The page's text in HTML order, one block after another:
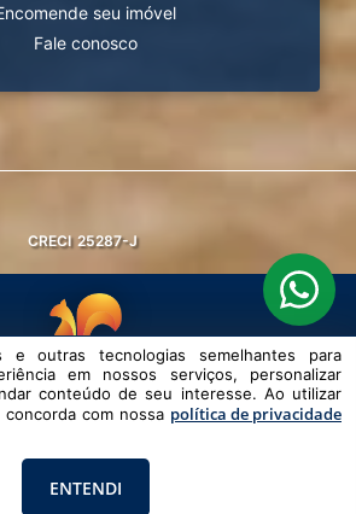
seu imóvel
Fale conosco
CRECI 25287-J
PELAAGIL.NET
tecnologias semelhantes para melhorar a
serviços, personalizar publicidade e
e outras tecnologias semelhantes para
em nossos serviços, personalizar
conteúdo de seu interesse. Ao utilizar
com nossa política de privacidade
ENTENDI